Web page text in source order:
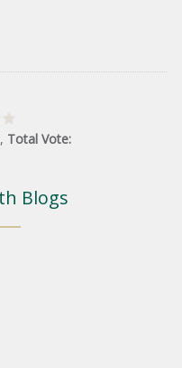
, Total Vote:
Blogs